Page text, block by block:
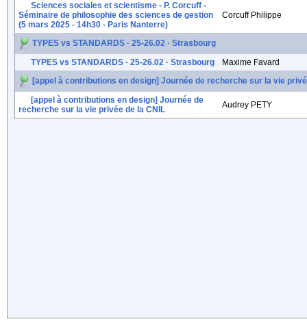
Sciences sociales et scientisme - P. Corcuff -
Séminaire de philosophie des sciences de gestion
(5 mars 2025 - 14h30 - Paris Nanterre)
Corcuff Philippe
TYPES vs STANDARDS · 25-26.02 · Strasbourg
TYPES vs STANDARDS · 25-26.02 · Strasbourg
Maxime Favard
[appel à contributions en design] Journée de recherche sur la vie
[appel à contributions en design] Journée de
recherche sur la vie privée de la CNIL
Audrey PETY